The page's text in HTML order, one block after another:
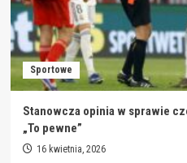
Sportowe
Stanowcza opinia w sprawie
„To pewne”
16 kwietnia, 2026